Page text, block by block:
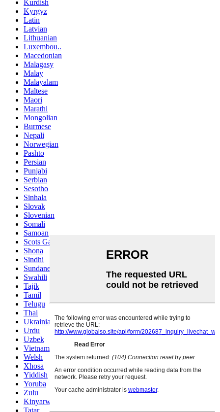
Kurdish
Kyrgyz
Latin
Latvian
Lithuanian
Luxembou..
Macedonian
Malagasy
Malay
Malayalam
Maltese
Maori
Marathi
Mongolian
Burmese
Nepali
Norwegian
Pashto
Persian
Punjabi
Serbian
Sesotho
Sinhala
Slovak
Slovenian
Somali
Samoan
Scots Gaelic
Shona
Sindhi
Sundanese
Swahili
Tajik
Tamil
Telugu
Thai
Ukrainian
Urdu
Uzbek
Vietnamese
Welsh
Xhosa
Yiddish
Yoruba
Zulu
Kinyarwanda
Tatar